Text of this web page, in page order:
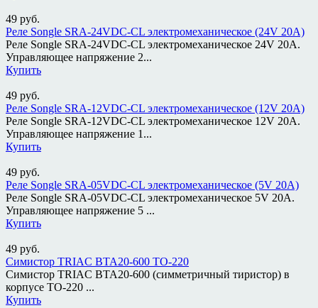
49 руб.
Реле Songle SRA-24VDC-CL электромеханическое (24V 20A)
Реле Songle SRA-24VDC-CL электромеханическое 24V 20A.
Управляющее напряжение 2...
Купить
49 руб.
Реле Songle SRA-12VDC-CL электромеханическое (12V 20A)
Реле Songle SRA-12VDC-CL электромеханическое 12V 20A.
Управляющее напряжение 1...
Купить
49 руб.
Реле Songle SRA-05VDC-CL электромеханическое (5V 20A)
Реле Songle SRA-05VDC-CL электромеханическое 5V 20A.
Управляющее напряжение 5 ...
Купить
49 руб.
Симистор TRIAC BTA20-600 TO-220
Симистор TRIAC BTA20-600 (симметричный тиристор) в
корпусе TO-220 ...
Купить